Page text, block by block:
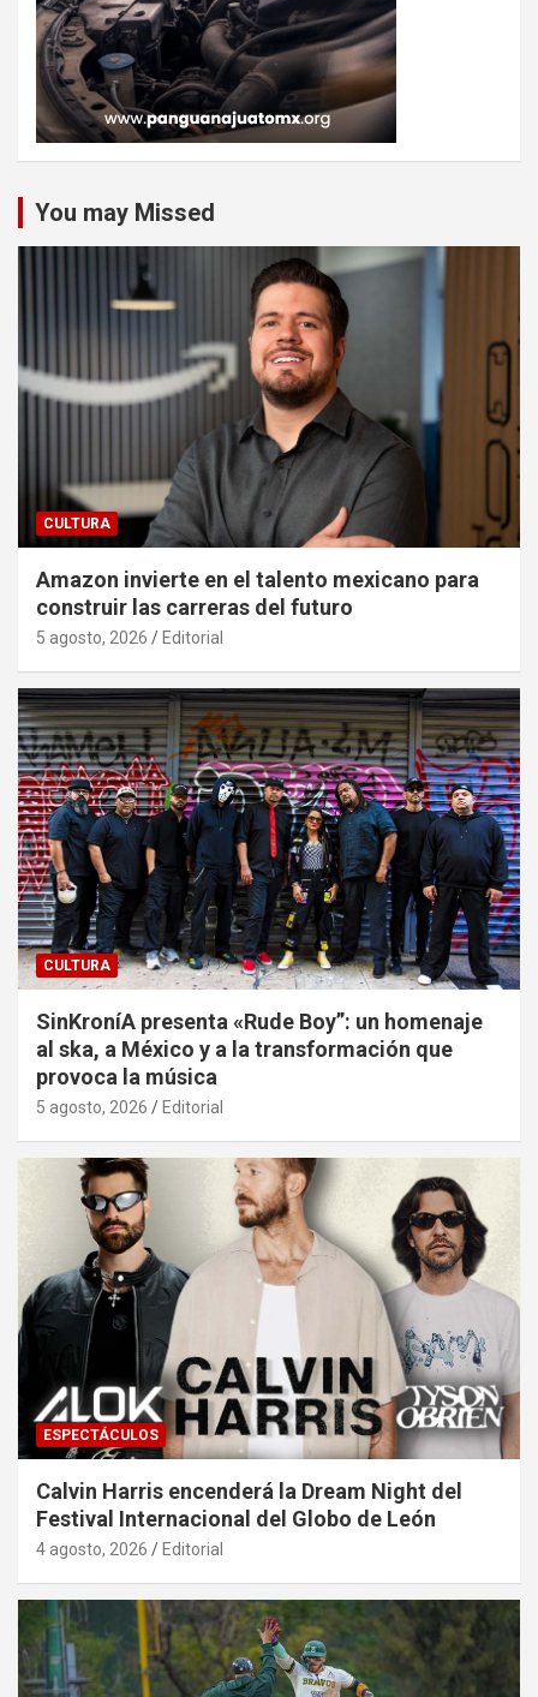
You may Missed
CULTURA
Amazon invierte en el talento mexicano para
construir las carreras del futuro
5 agosto, 2026 Editorial
CULTURA
SinKroníA presenta «Rude Boy”: un homenaje
al ska, a México y a la transformación que
provoca la música
5 agosto, 2026 Editorial
ESPECTÁCULOS
Calvin Harris encenderá la Dream Night del
Festival Internacional del Globo de León
4 agosto, 2026 Editorial